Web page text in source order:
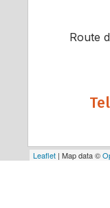
Leaflet | Map data ©
Route